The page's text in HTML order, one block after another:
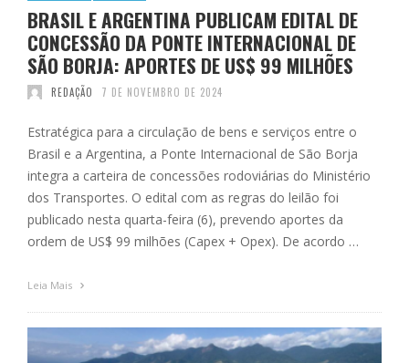
BRASIL E ARGENTINA PUBLICAM EDITAL DE
CONCESSÃO DA PONTE INTERNACIONAL DE
SÃO BORJA: APORTES DE US$ 99 MILHÕES
REDAÇÃO 7 DE NOVEMBRO DE 2024
Estratégica para a circulação de bens e serviços entre o
Brasil e a Argentina, a Ponte Internacional de São Borja
integra a carteira de concessões rodoviárias do Ministério
dos Transportes. O edital com as regras do leilão foi
publicado nesta quarta-feira (6), prevendo aportes da
ordem de US$ 99 milhões (Capex + Opex). De acordo …
Leia Mais